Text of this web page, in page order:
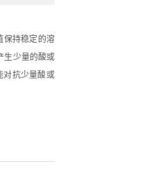
保持稳定的溶
生少量的酸或
对抗少量酸或